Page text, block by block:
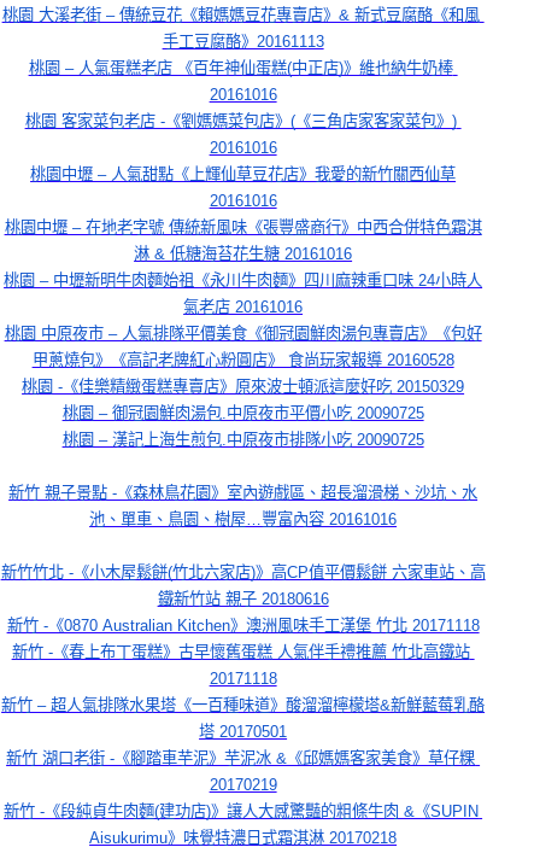
桃園 大溪老街 – 傳統豆花《賴媽媽豆花專賣店》& 新式豆腐酪《和風
手工豆腐酪》20161113
桃園 – 人氣蛋糕老店 《百年神仙蛋糕(中正店)》維也納牛奶棒
20161016
桃園 客家菜包老店 -《劉媽媽菜包店》(《三角店家客家菜包》)
20161016
桃園中壢 – 人氣甜點《上輝仙草豆花店》我愛的新竹關西仙草
20161016
桃園中壢 – 在地老字號 傳統新風味《張豐盛商行》中西合併特色霜淇
淋 & 低糖海苔花生糖 20161016
桃園 – 中壢新明牛肉麵始祖《永川牛肉麵》四川麻辣重口味 24小時人
氣老店 20161016
桃園 中原夜市 – 人氣排隊平價美食《御冠園鮮肉湯包專賣店》《包好
甲蔥燒包》《高記老牌紅心粉圓店》 食尚玩家報導 20160528
桃園 -《佳樂精緻蛋糕專賣店》原來波士頓派這麼好吃 20150329
桃園 – 御冠園鮮肉湯包.中原夜市平價小吃 20090725
桃園 – 漢記上海生煎包.中原夜市排隊小吃 20090725
新竹 親子景點 -《森林鳥花園》室內遊戲區、超長溜滑梯、沙坑、水
池、單車、鳥園、樹屋…豐富內容 20161016
新竹竹北 -《小木屋鬆餅(竹北六家店)》高CP值平價鬆餅 六家車站、高
鐵新竹站 親子 20180616
新竹 -《0870 Australian Kitchen》澳洲風味手工漢堡 竹北 20171118
新竹 -《春上布丁蛋糕》古早懷舊蛋糕 人氣伴手禮推薦 竹北高鐵站
20171118
新竹 – 超人氣排隊水果塔《一百種味道》酸溜溜檸檬塔&新鮮藍莓乳酪
塔 20170501
新竹 湖口老街 -《腳踏車芋泥》芋泥冰 &《邱媽媽客家美食》草仔粿
20170219
新竹 -《段純貞牛肉麵(建功店)》讓人大感驚豔的粗條牛肉 &《SUPIN
Aisukurimu》味覺特濃日式霜淇淋 20170218